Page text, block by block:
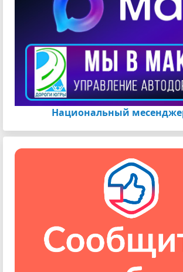
Национальный